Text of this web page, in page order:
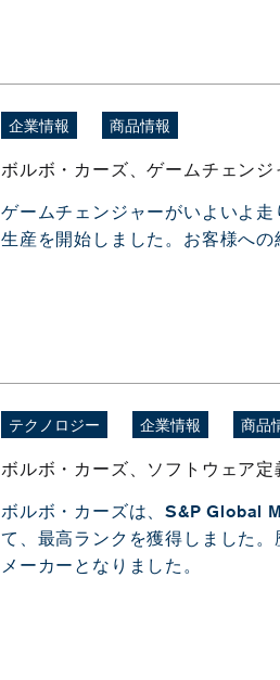
企業情報 商品情報
ボルボ・カーズ、ゲームチェン
ゲームチェンジャーがいよいよ
生産を開始しました。お客様へ
テクノロジー 企業情報 商品
ボルボ・カーズ、ソフトウェア
ボルボ・カーズは、S&P Global
て、最高ランクを獲得しました
メーカーとなりました。